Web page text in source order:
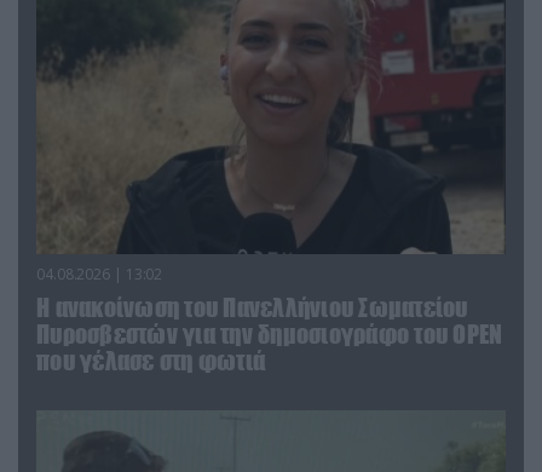
04.08.2026 | 13:02
Η ανακοίνωση του Πανελλήνιου Σωματείου
Πυροσβεστών για την δημοσιογράφο του OPEN
που γέλασε στη φωτιά